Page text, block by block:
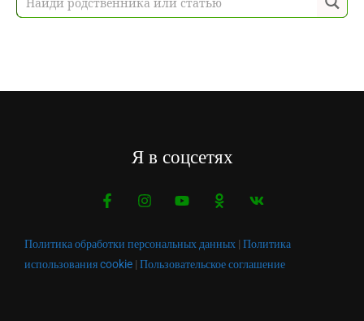
Я в соцсетях
Политика обработки персональных данных | Политика
использования cookie | Пользовательское соглашение